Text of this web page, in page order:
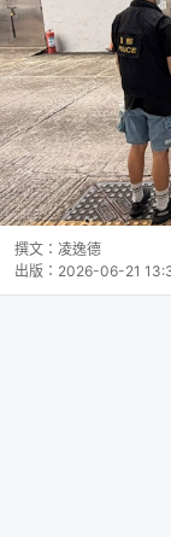
撰文： 凌逸德
出版： 2026-06-21